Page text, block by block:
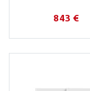
843 €